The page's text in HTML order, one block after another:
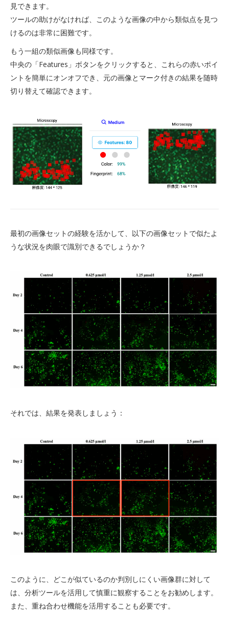
見できます。
ツールの助けがなければ、このような画像の中から類似点を見つ
けるのは非常に困難です。
もう一組の類似画像も同様です。
中央の「Features」ボタンをクリックすると、これらの赤いポイ
ントを簡単にオンオフでき、元の画像とマーク付きの結果を随時
切り替えて確認できます。
最初の画像セットの経験を活かして、以下の画像セットで似たよ
うな状況を肉眼で識別できるでしょうか？
それでは、結果を発表しましょう：
このように、どこが似ているのか判別しにくい画像群に対して
は、分析ツールを活⽤して慎重に観察することをお勧めします。
また、重ね合わせ機能を活用することも必要です。